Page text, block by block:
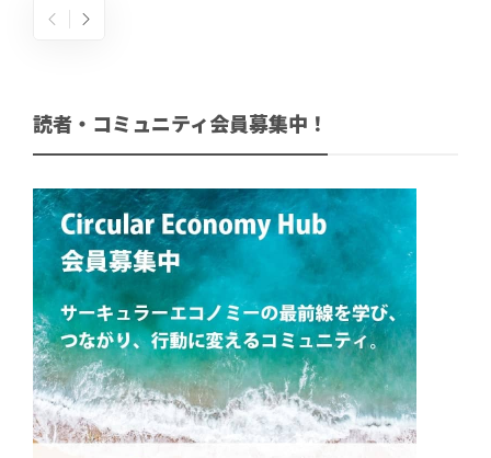
読者・コミュニティ会員募集中！